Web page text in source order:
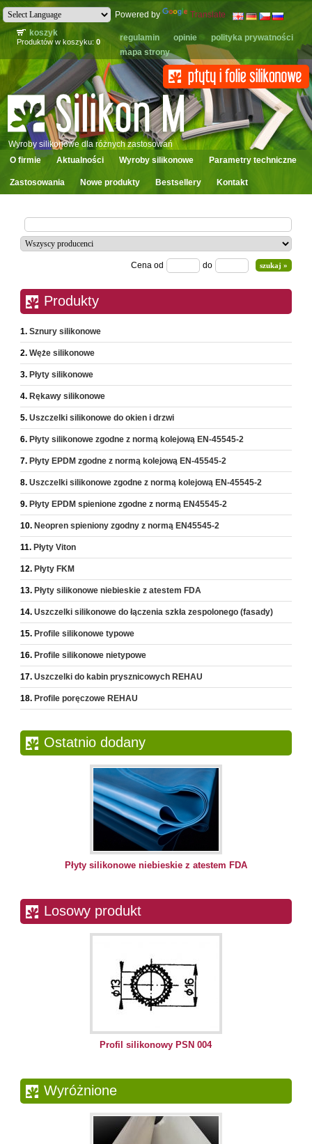
Powered by
Translate
koszyk
Produktów w koszyku:0 regulamin opinie
polityka prywatności
mapa strony
Wyroby silikonowe dla różnych zastosowań
O firmie
Aktualności Wyroby silikonowe Parametry techniczne
Zastosowania Nowe produkty Bestsellery Kontakt
Cena od do
Produkty
Sznury silikonowe
Węże silikonowe
Płyty silikonowe
Rękawy silikonowe
Uszczelki silikonowe do okien i drzwi
Płyty silikonowe zgodne z normą kolejową EN-45545-2
Płyty EPDM zgodne z normą kolejową EN-45545-2
Uszczelki silikonowe zgodne z normą kolejową EN-45545-2
Płyty EPDM spienione zgodne z normą EN45545-2
Neopren spieniony zgodny z normą EN45545-2
Płyty Viton
Płyty FKM
Płyty silikonowe niebieskie z atestem FDA
Uszczelki silikonowe do łączenia szkła zespolonego (fasady)
Profile silikonowe typowe
Profile silikonowe nietypowe
Uszczelki do kabin prysznicowych REHAU
Profile poręczowe REHAU
Ostatnio dodany
Płyty silikonowe niebieskie z atestem FDA
Losowy produkt
Profil silikonowy PSN 004
Wyróżnione